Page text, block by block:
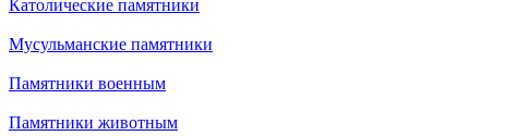
Католические памятники
Мусульманские памятники
Памятники военным
Памятники животным